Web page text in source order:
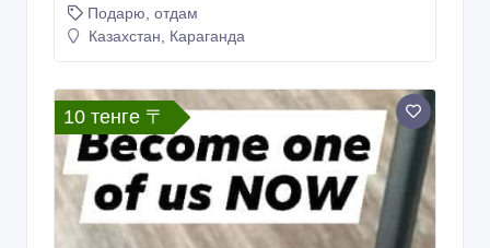
Подарю, отдам
Казахстан, Караганда
10 тенге 〒